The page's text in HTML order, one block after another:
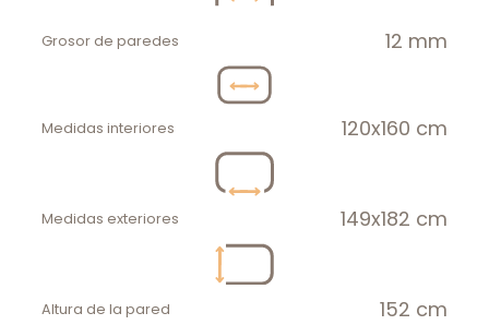
Grosor de paredes 12 mm
Medidas interiores 120x160 cm
Medidas exteriores 149x182 cm
Altura de la pared 152 cm